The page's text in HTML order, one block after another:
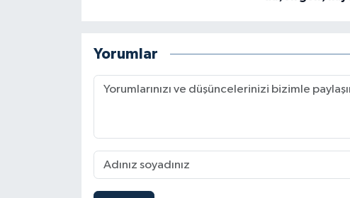
Yorumlar